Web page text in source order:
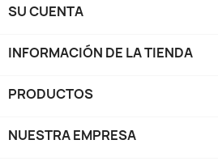
SU CUENTA
INFORMACIÓN DE LA TIENDA
PRODUCTOS
NUESTRA EMPRESA